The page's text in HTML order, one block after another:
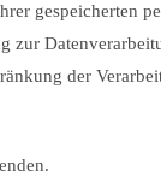
gespeicherten
der